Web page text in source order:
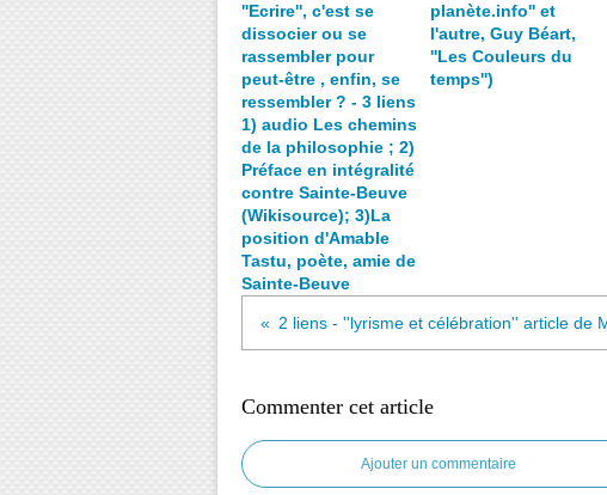
''Ecrire'', c'est se
dissocier ou se
rassembler pour
peut-être , enfin, se
ressembler ? - 3 liens
1) audio Les chemins
de la philosophie ; 2)
Préface en intégralité
contre Sainte-Beuve
(Wikisource); 3)La
position d'Amable
Tastu, poète, amie de
Sainte-Beuve
planète.info'' et
l'autre, Guy Béart,
''Les Couleurs du
temps'')
Commenter cet article
Ajouter un commentaire